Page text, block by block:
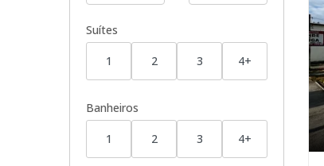
Suítes
1 2 3 4+
Banheiros
1 2 3 4+